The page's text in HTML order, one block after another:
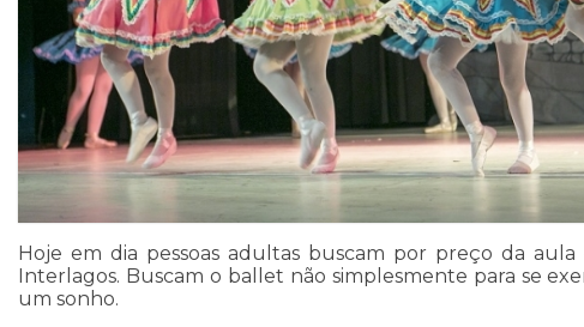
Hoje em dia pessoas adultas buscam por preço da
Interlagos. Buscam o ballet não simplesmente para se
um sonho.